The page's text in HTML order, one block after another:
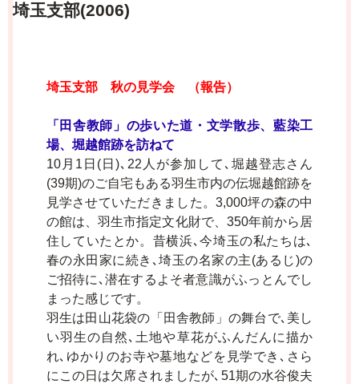
埼玉支部(2006)
埼玉支部 秋の見学会 （報告）
「田舎教師」の歩いた道・文学散歩、藍染工
場、堀越館跡を訪ねて
10月1日(日)､22人が参加して､堀越登志さん
(39期)のご自宅もある羽生市内の伝堀越館跡を
見学させていただきました。3,000坪の森の中
の館は、羽生市指定文化財で、350年前から居
住していたとか。昔横浜､今埼玉の私たちは､
春の永田家に続き､埼玉の名家の主(あるじ)の
ご招待に､潜在するよそ者意識がふっとんでし
まった感じです。
羽生は田山花袋の「田舎教師」の舞台で､美し
い羽生の自然､土地や草花がふんだんに描か
れ､ゆかりのお寺や墓地などを見学でき､さら
にこの日は欠席されましたが､51期の水谷俊夫